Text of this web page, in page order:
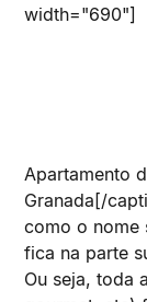
width="690"]
Apartamento
Granada[/
como o nome
fica na parte
Ou seja, toda